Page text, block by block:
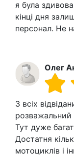
я була
кінці дня
персонал. Не
Олег
З всіх
розважальний
Тут дуже
Достатня
мотоциклів і